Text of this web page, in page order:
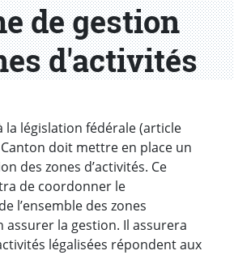
de gestion
d'activités
la législation fédérale (article
Canton doit mettre en place un
des zones d’activités. Ce
de coordonner le
l’ensemble des zones
assurer la gestion. Il assurera
légalisées répondent aux